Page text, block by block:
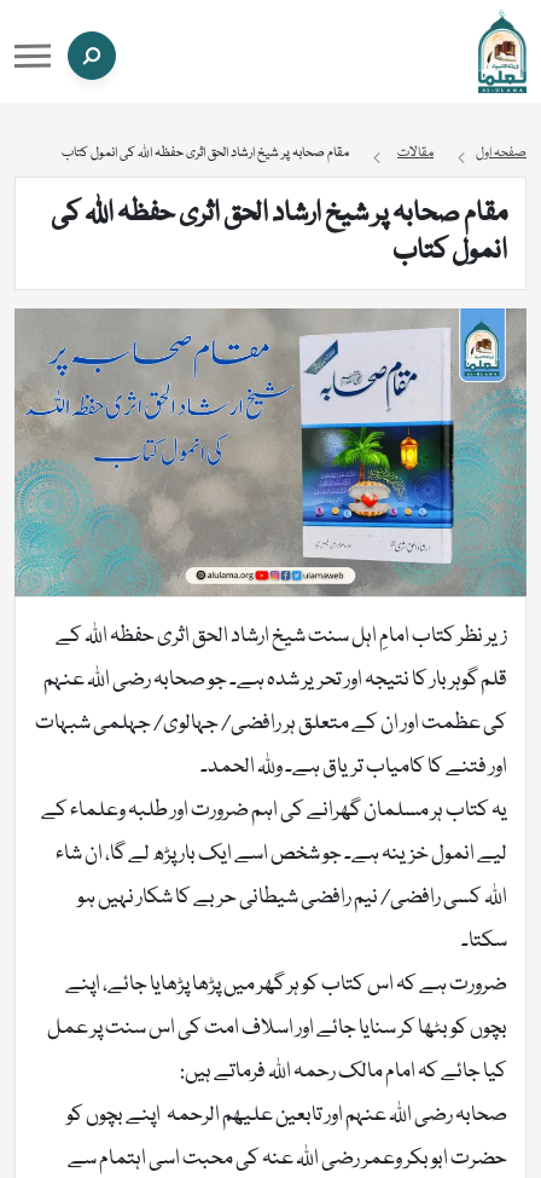
صفحہ اول مقالات مقام صحابہ پر شیخ ارشاد الحق اثری حفظہ اللہ کی انمول کتاب
مقام صحابہ پر شیخ ارشاد الحق اثری حفظہ اللہ کی
انمول کتاب
زیر نظر کتاب امامِ اہل سنت شیخ ارشاد الحق اثری حفظہ اللہ کے
قلم گوہر بار کا نتیجہ اور تحریر شدہ ہے۔ جو صحابہ رضی اللہ عنہم
کی عظمت اور ان کے متعلق ہر رافضی/ جہالوی/ جہلمی شبہات
اور فتنے کا کامیاب تریاق ہے۔ وللہ الحمد۔
یہ کتاب ہر مسلمان گھرانے کی اہم ضرورت اور طلبہ وعلماء کے
لیے انمول خزینہ ہے۔ جو شخص اسے ایک بار پڑھ لے گا، ان شاء
اللہ کسی رافضی/ نیم رافضی شیطانی حربے کا شکار نہیں ہو
سکتا۔
ضرورت ہے کہ اس کتاب کو ہر گھر میں پڑھا پڑھایا جائے، اپنے
بچوں کو بٹھا کر سنایا جائے اور اسلاف امت کی اس سنت پر عمل
کیا جائے کہ امام مالک رحمہ اللہ فرماتے ہیں:
صحابہ رضی اللہ عنہم اور تابعین علیھم الرحمہ اپنے بچوں کو
حضرت ابو بکر وعمر رضی اللہ عنہ کی محبت اسی اہتمام سے